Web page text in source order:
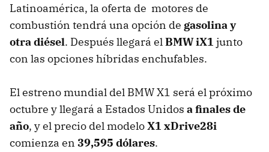
Latinoamérica, la oferta de motores de
combustión tendrá una opción de gasolina y
otra diésel. Después llegará elBMW iX1 junto
con las opciones híbridas enchufables.
El estreno mundial del BMW X1 será el próximo
octubre y llegará a Estados Unidos a finales de
año, y el precio del modeloX1 xDrive28i
comienza en 39,595 dólares.